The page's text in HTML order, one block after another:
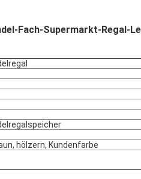
Fach-Supermarkt-Regal-
hölzern, Kundenfarbe